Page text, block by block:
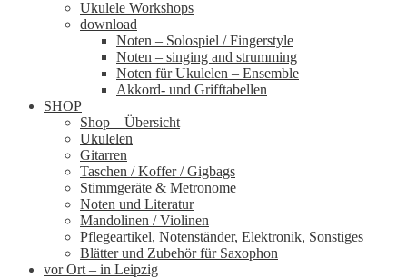
Ukulele Workshops
download
Noten – Solospiel / Fingerstyle
Noten – singing and strumming
Noten für Ukulelen – Ensemble
Akkord- und Grifftabellen
SHOP
Shop – Übersicht
Ukulelen
Gitarren
Taschen / Koffer / Gigbags
Stimmgeräte & Metronome
Noten und Literatur
Mandolinen / Violinen
Pflegeartikel, Notenständer, Elektronik, Sonstiges
Blätter und Zubehör für Saxophon
vor Ort – in Leipzig